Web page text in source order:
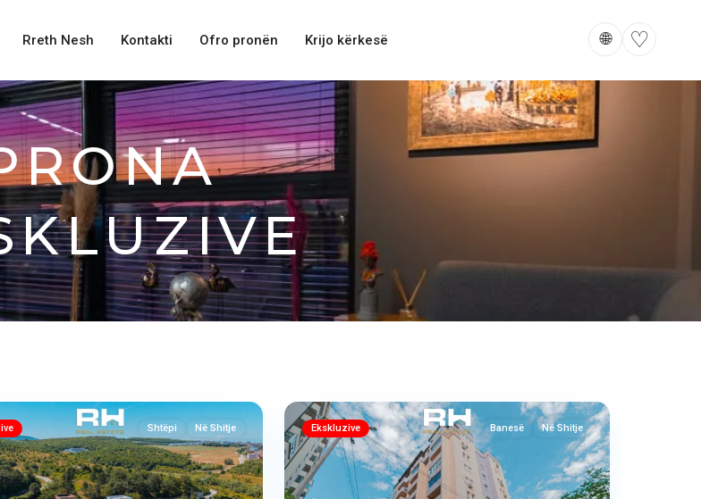
Rreth Nesh Kontakti Ofro pronën Krijo kërkesë 🌐 ♡
Shtëpi Në Shitje Ekskluzive Banesë Në Shitje